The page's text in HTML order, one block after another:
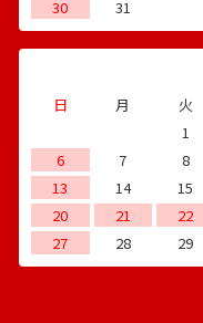
30
31
日 月 火
1
6
7 8
13
14 15
20
21 22
27
28 29